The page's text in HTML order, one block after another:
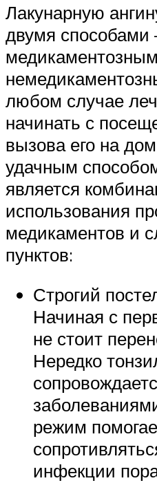
Лакунарную
двумя способами
любом случае
начинать с
вызова его на
удачным
является
использования
медикаментов и
пунктов:
Строгий
Начиная с
не стоит
Нередко
режим
инфекции